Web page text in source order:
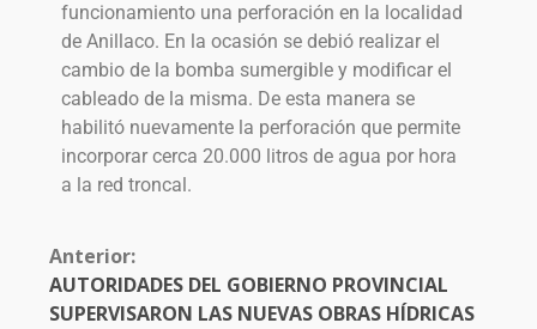
funcionamiento una perforación en la localidad
de Anillaco. En la ocasión se debió realizar el
cambio de la bomba sumergible y modificar el
cableado de la misma. De esta manera se
habilitó nuevamente la perforación que permite
incorporar cerca 20.000 litros de agua por hora
a la red troncal.
Anterior:
AUTORIDADES DEL GOBIERNO PROVINCIAL
SUPERVISARON LAS NUEVAS OBRAS HÍDRICAS